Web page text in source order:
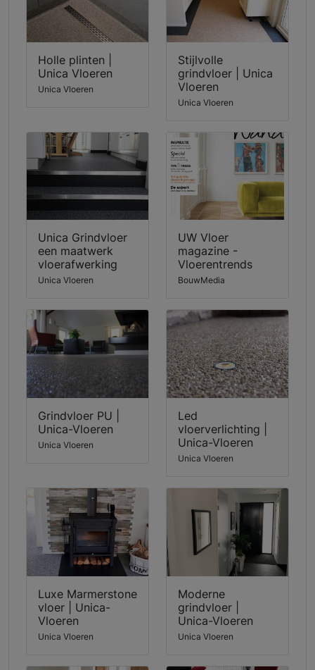
Holle plinten |
Unica Vloeren
Unica Vloeren
Stijlvolle
grindvloer | Unica
Vloeren
Unica Vloeren
Unica Grindvloer
een maatwerk
vloerafwerking
Unica Vloeren
UW Vloer
magazine -
Vloerentrends
BouwMedia
Grindvloer PU |
Unica-Vloeren
Unica Vloeren
Led
vloerverlichting |
Unica-Vloeren
Unica Vloeren
Luxe Marmerstone
vloer | Unica-
Vloeren
Unica Vloeren
Moderne
grindvloer |
Unica-Vloeren
Unica Vloeren